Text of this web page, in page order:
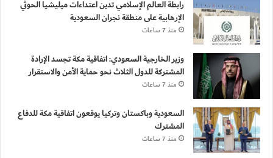
رابطة العالم الإسلامي تدين اعتداءات ميليشيا الحوثي
الإرهابية على منطقة نجران السعودية
منذ 7 ساعات
وزير الخارجية السعودي: اتفاقية مكة تجسد الإرادة
المشتركة للدول الثلاث نحو حماية الأمن والاستقرار
منذ 7 ساعات
السعودية وباكستان وتركيا يوقعون اتفاقية مكة للدفاع
المشترك
منذ 7 ساعات